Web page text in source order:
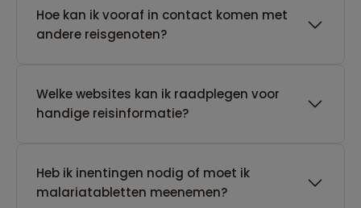
Hoe kan ik vooraf in contact komen met
andere reisgenoten?
Welke websites kan ik raadplegen voor
handige reisinformatie?
Heb ik inentingen nodig of moet ik
malariatabletten meenemen?